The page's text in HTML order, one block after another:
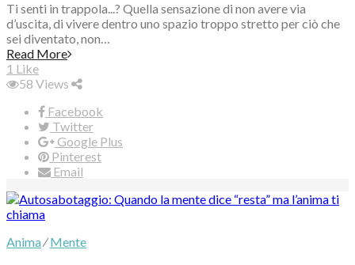
Ti senti in trappola...? Quella sensazione di non avere via
d’uscita, di vivere dentro uno spazio troppo stretto per ciò che
sei diventato, non…
Read More
1 Like
58 Views
Facebook
Twitter
Google Plus
Pinterest
Email
Anima⁄Mente